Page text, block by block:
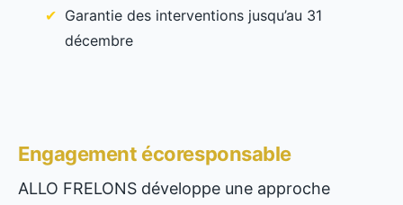
Garantie des interventions jusqu’au 31
décembre
Engagement écoresponsable
ALLO FRELONS développe une approche